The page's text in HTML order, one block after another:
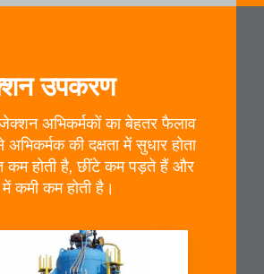
उपकरण
अभिकर्मकों का बेहतर फैलाव
की दक्षता में सुधार होता
कम होती है, छींटे कम पड़ते हैं और
में कमी कम होती है।